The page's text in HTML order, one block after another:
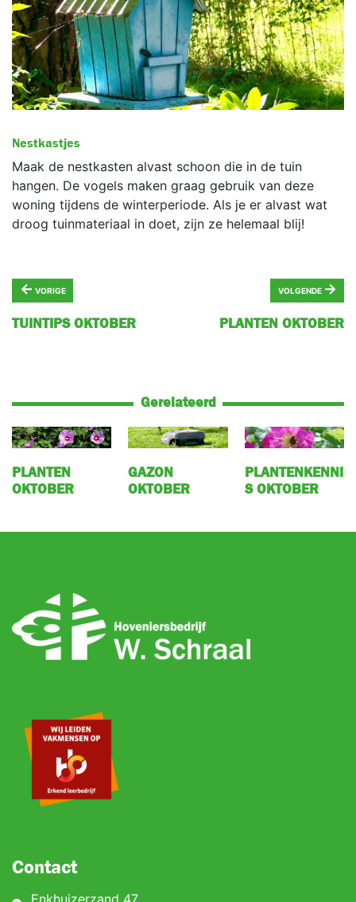
Nestkastjes
Maak de nestkasten alvast schoon die in de tuin
hangen. De vogels maken graag gebruik van deze
woning tijdens de winterperiode. Als je er alvast wat
droog tuinmateriaal in doet, zijn ze helemaal blij!
← VORIGE
TUINTIPS OKTOBER
VOLGENDE →
PLANTEN OKTOBER
Gerelateerd
PLANTEN
OKTOBER
GAZON
OKTOBER
PLANTENKENNI
S OKTOBER
Contact
Enkhuizerzand 47